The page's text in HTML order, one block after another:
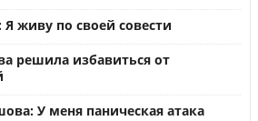
живу по своей совести
решила избавиться от
У меня паническая атака